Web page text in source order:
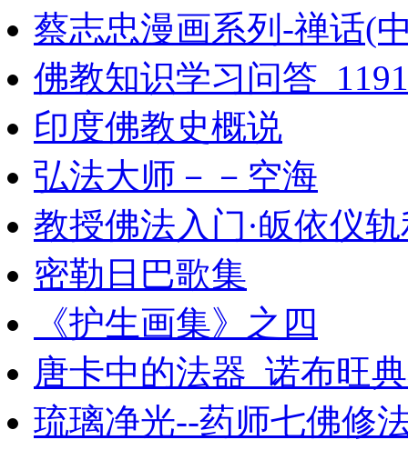
蔡志忠漫画系列-禅话(
佛教知识学习问答
印度佛教史概说
弘法大师－－空海
教授佛法入门·皈依仪
密勒日巴歌集
《护生画集》之四
唐卡中的法器_诺布旺
琉璃净光--药师七佛修